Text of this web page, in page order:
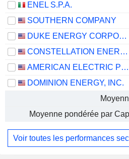
ENEL S.P.A.
SOUTHERN COMPANY
DUKE ENERGY CORPORATION
CONSTELLATION ENERGY CORPORATION
AMERICAN ELECTRIC POWER COMPANY, INC.
DOMINION ENERGY, INC.
Moyenne pondérée par
Voir toutes les performances